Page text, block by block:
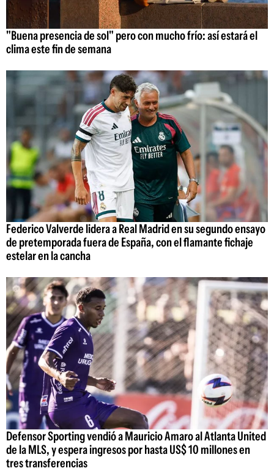
"Buena presencia de sol" pero con mucho frío: así estará el
clima este fin de semana
Federico Valverde lidera a Real Madrid en su segundo ensayo
de pretemporada fuera de España, con el flamante fichaje
estelar en la cancha
Defensor Sporting vendió a Mauricio Amaro al Atlanta United
de la MLS, y espera ingresos por hasta US$ 10 millones en
tres transferencias